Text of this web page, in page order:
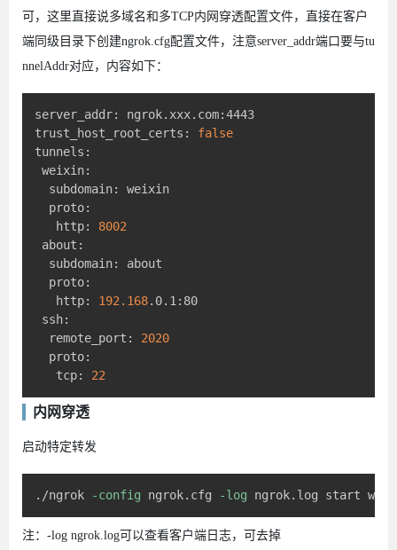
可，这里直接说多域名和多TCP内网穿透配置文件，直接在客户
端同级目录下创建ngrok.cfg配置文件，注意server_addr端口要与tu
nnelAddr对应，内容如下：
server_addr: ngrok.xxx.com:4443
trust_host_root_certs: false
tunnels:
weixin:
  subdomain: weixin
  proto:
   http:
8002
about:
  subdomain: about
  proto:
   http:
192.168.0.1:80
ssh:
  remote_port:
2020
  proto:
   tcp:
22
内网穿透
启动特定转发
./ngrok -config ngrok.cfg -log ngrok.log start
注：-log ngrok.log可以查看客户端日志，可去掉